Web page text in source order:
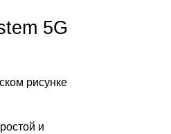
5G
рисунке
и